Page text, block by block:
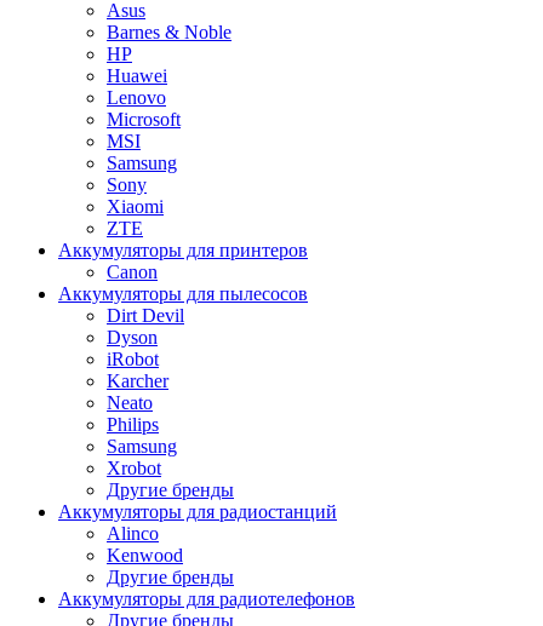
Asus
Barnes & Noble
HP
Huawei
Lenovo
Microsoft
MSI
Samsung
Sony
Xiaomi
ZTE
Аккумуляторы для принтеров
Canon
Аккумуляторы для пылесосов
Dirt Devil
Dyson
iRobot
Karcher
Neato
Philips
Samsung
Xrobot
Другие бренды
Аккумуляторы для радиостанций
Alinco
Kenwood
Другие бренды
Аккумуляторы для радиотелефонов
Другие бренды